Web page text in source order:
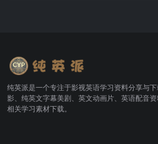
纯英派是一个专注于影视英语学习资料分享与
影、纯英文字幕美剧、英文动画片、英语配音
相关学习素材下载。